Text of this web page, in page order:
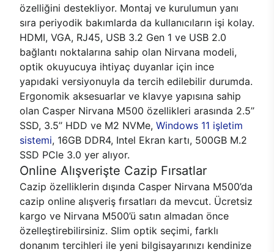
özelliğini destekliyor. Montaj ve kurulumun yanı
sıra periyodik bakımlarda da kullanıcıların işi kolay.
HDMI, VGA, RJ45, USB 3.2 Gen 1 ve USB 2.0
bağlantı noktalarına sahip olan Nirvana modeli,
optik okuyucuya ihtiyaç duyanlar için ince
yapıdaki versiyonuyla da tercih edilebilir durumda.
Ergonomik aksesuarlar ve klavye yapısına sahip
olan Casper Nirvana M500 özellikleri arasında 2.5’’
SSD, 3.5’’ HDD ve M2 NVMe, Windows 11 işletim
sistemi, 16GB DDR4, Intel Ekran kartı, 500GB M.2
SSD PCle 3.0 yer alıyor.
Online Alışverişte Cazip Fırsatlar
Cazip özelliklerin dışında Casper Nirvana M500’da
cazip online alışveriş fırsatları da mevcut. Ücretsiz
kargo ve Nirvana M500’ü satın almadan önce
özelleştirebilirsiniz. Slim optik seçimi, farklı
donanım tercihleri ile yeni bilgisayarınızı kendinize